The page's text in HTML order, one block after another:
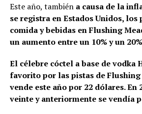
Este año, también a causa de la
se registra en Estados Unidos, los
comida y bebidas en Flushing
un aumento entre un 10% y un 20%
El célebre cóctel a base de vodka
favorito por las pistas de Flushing
vende este año por 22 dólares. En
veinte y anteriormente se vendía